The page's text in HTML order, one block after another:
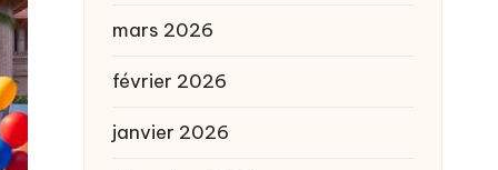
mars 2026
février 2026
janvier 2026